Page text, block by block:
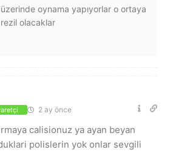
oynama yapıyorlar o ortaya
olacaklar
2 ay önce
calisionuz ya ayan beyan
polislerin yok onlar sevgili